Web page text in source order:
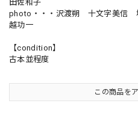
田佐和子
photo・・・沢渡朔 十文字美
越功一
【condition】
古本並程度
この商品を